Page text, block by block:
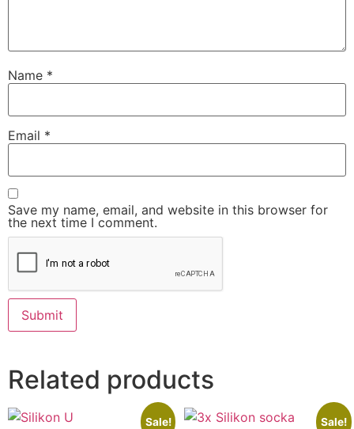
Name *
Email *
Save my name, email, and website in this browser for
the next time I comment.
Related products
Sale! Sale!